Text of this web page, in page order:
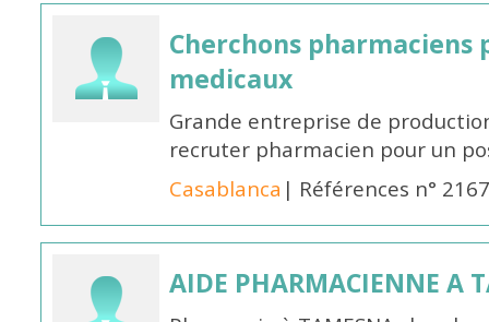
Cherchons
medicaux
Grande entreprise de
recruter pharmacien pour un
Casablanca | Références n°
AIDE PHARMACIENNE A